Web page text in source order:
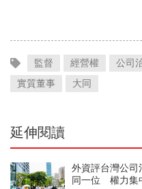
監督 經營權 公司
實質董事
大同
延伸閱讀
外資評台灣公司
同一位 權力集